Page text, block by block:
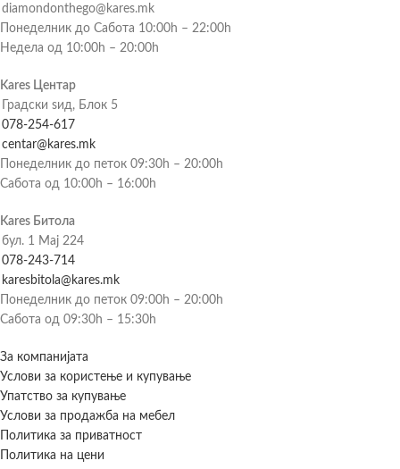
diamondonthego@kares.mk
Понеделник до Сабота 10:00h – 22:00h
Недела од 10:00h – 20:00h
Kares Центар
Градски ѕид, Блок 5
078-254-617
centar@kares.mk
Понеделник до петок 09:30h – 20:00h
Сабота од 10:00h – 16:00h
Kares Битола
бул. 1 Мај 224
078-243-714
karesbitola@kares.mk
Понеделник до петок 09:00h – 20:00h
Сабота од 09:30h – 15:30h
За компанијата
Услови за користење и купување
Упатство за купување
Услови за продажба на мебел
Политика за приватност
Политика на цени